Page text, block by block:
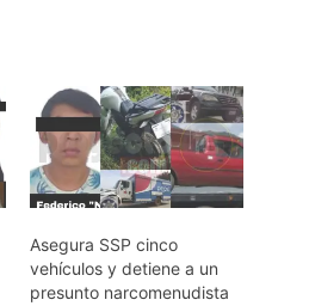
Asegura SSP cinco
vehículos y detiene a un
presunto narcomenudista